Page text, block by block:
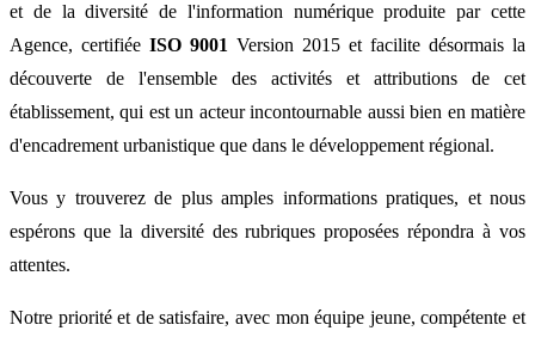
et de la diversité de l'information numérique produite par cette
Agence, certifiée ISO 9001 Version 2015 et facilite désormais la
découverte de l'ensemble des activités et attributions de cet
établissement, qui est un acteur incontournable aussi bien en matière
d'encadrement urbanistique que dans le développement régional.
Vous y trouverez de plus amples informations pratiques, et nous
espérons que la diversité des rubriques proposées répondra à vos
attentes.
Notre priorité et de satisfaire, avec mon équipe jeune, compétente et